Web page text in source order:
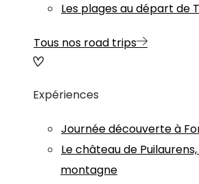
Les plages au départ de
Tous nos road trips
Expériences
Journée découverte à
Le château de
montagne